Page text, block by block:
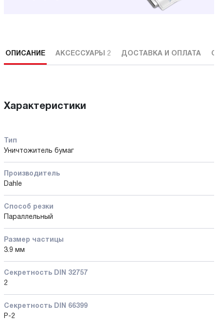
ОПИСАНИЕ АКСЕССУАРЫ 2 ДОСТАВКА И ОПЛАТА
Характеристики
Тип
Уничтожитель бумаг
Производитель
Dahle
Способ резки
Параллельный
Размер частицы
3.9 мм
Секретность DIN 32757
2
Секретность DIN 66399
P-2